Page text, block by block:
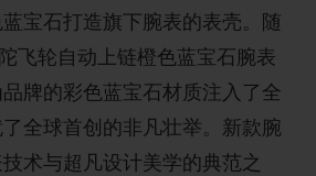
宝石打造旗下腕表的表壳。随
飞轮自动上链橙色蓝宝石腕表
牌的彩色蓝宝石材质注入了全
全球首创的非凡壮举。新款腕
术与超凡设计美学的典范之